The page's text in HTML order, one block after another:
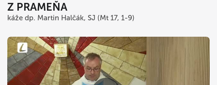
Z PRAMEŇA
káže dp. Martin Halčák, SJ (Mt 17, 1-9)